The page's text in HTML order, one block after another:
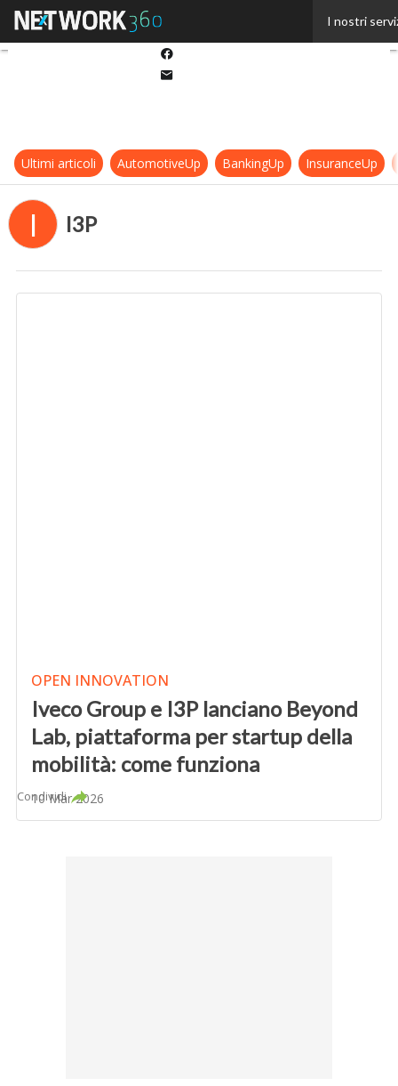
I nostri
Ultimi articoli AutomotiveUp BankingUp InsuranceUp
I I3P
OPEN INNOVATION
Iveco Group e I3P lanciano Beyond
Lab, piattaforma per startup della
mobilità: come funziona
10 Mar 2026
Condividi